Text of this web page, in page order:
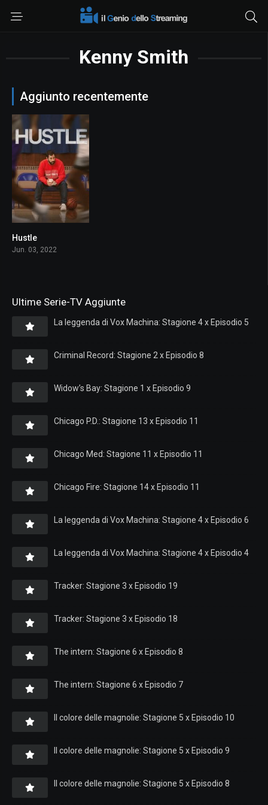
Kenny Smith
Aggiunto recentemente
Hustle
Jun. 03, 2022
Ultime Serie-TV Aggiunte
La leggenda di Vox Machina: Stagione 4 x Episodio 5
Criminal Record: Stagione 2 x Episodio 8
Widow’s Bay: Stagione 1 x Episodio 9
Chicago P.D.: Stagione 13 x Episodio 11
Chicago Med: Stagione 11 x Episodio 11
Chicago Fire: Stagione 14 x Episodio 11
La leggenda di Vox Machina: Stagione 4 x Episodio 6
La leggenda di Vox Machina: Stagione 4 x Episodio 4
Tracker: Stagione 3 x Episodio 19
Tracker: Stagione 3 x Episodio 18
The intern: Stagione 6 x Episodio 8
The intern: Stagione 6 x Episodio 7
Il colore delle magnolie: Stagione 5 x Episodio 10
Il colore delle magnolie: Stagione 5 x Episodio 9
Il colore delle magnolie: Stagione 5 x Episodio 8